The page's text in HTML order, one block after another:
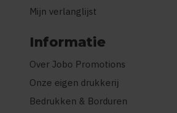
Mijn verlanglijst
Informatie
Over Jobo Promotions
Onze eigen drukkerij
Bedrukken & Borduren